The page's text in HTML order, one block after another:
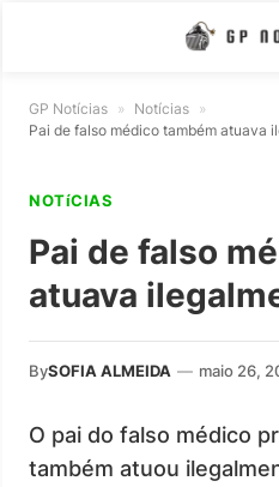
GP Notícias » Notícias »
Pai de falso médico também atuava
NOTíCIAS
Pai de falso
atuava
BySOFIA ALMEIDA — maio 26,
O pai do falso médico
também atuou